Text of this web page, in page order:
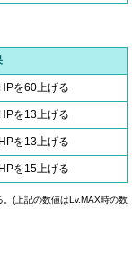
を60上げる
を13上げる
を13上げる
を15上げる
(上記の数値はLv.MAX時の数